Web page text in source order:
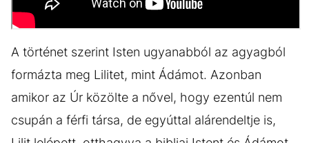
A történet szerint Isten ugyanabból az agyagból
formázta meg Lilitet, mint Ádámot. Azonban
amikor az Úr közölte a nővel, hogy ezentúl nem
csupán a férfi társa, de egyúttal alárendeltje is,